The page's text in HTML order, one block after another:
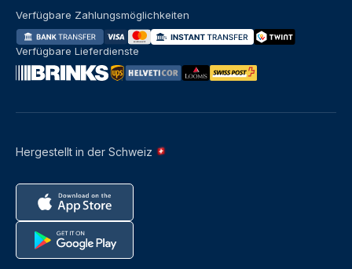
Hergestellt in der Schweiz
Verfügbare Zahlungsmöglichkeiten
Verfügbare Lieferdienste